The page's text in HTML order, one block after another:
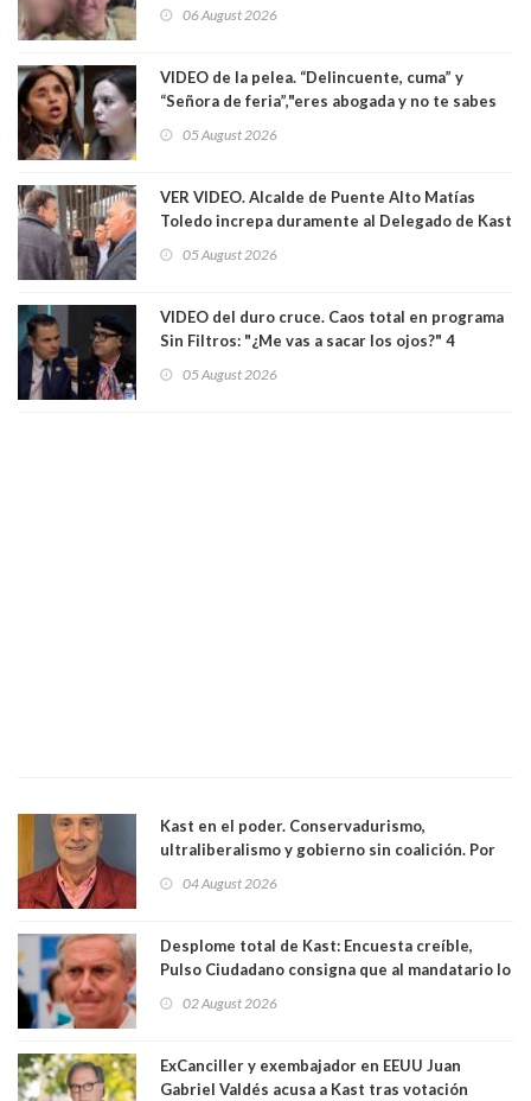
al "ring raja". Se trata de Andrés Arrieta y la
06 August 2026
VIDEO de la pelea. “Delincuente, cuma” y
“Señora de feria”,"eres abogada y no te sabes
senadoras Camila Flores y Fabiola Campillai en
05 August 2026
VER VIDEO. Alcalde de Puente Alto Matías
Toledo increpa duramente al Delegado de Kast
delegado nuevamente arrancando"
05 August 2026
VIDEO del duro cruce. Caos total en programa
Sin Filtros: "¿Me vas a sacar los ojos?" 4
excarabinero que dejó ciego a Gustavo Gatica:
05 August 2026
Kast en el poder. Conservadurismo,
ultraliberalismo y gobierno sin coalición. Por
04 August 2026
Desplome total de Kast: Encuesta creíble,
Pulso Ciudadano consigna que al mandatario lo
sacó en primera vuelta. Rechazo es de 58.9% y
64.8%
02 August 2026
ExCanciller y exembajador en EEUU Juan
Gabriel Valdés acusa a Kast tras votación